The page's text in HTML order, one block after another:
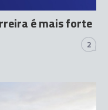
é mais forte
2